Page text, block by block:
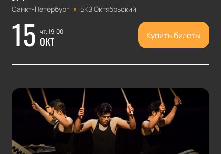
Санкт-Петербург БКЗ Октябрьский
15 чт, 19:00
ОКТ Купить билеты